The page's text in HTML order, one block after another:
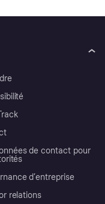
de contact pour
d’entreprise
relations